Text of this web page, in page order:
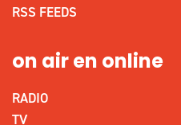
RSS FEEDS
on air en online
RADIO
TV